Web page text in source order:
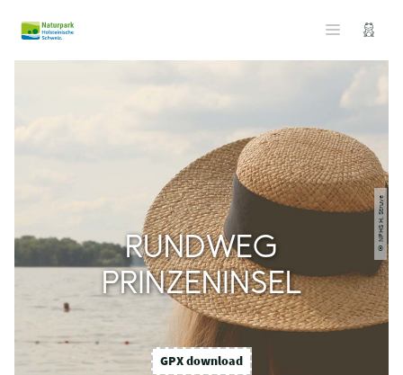
© NPHS H. Struve
RUNDWEG
PRINZENINSEL
GPX download